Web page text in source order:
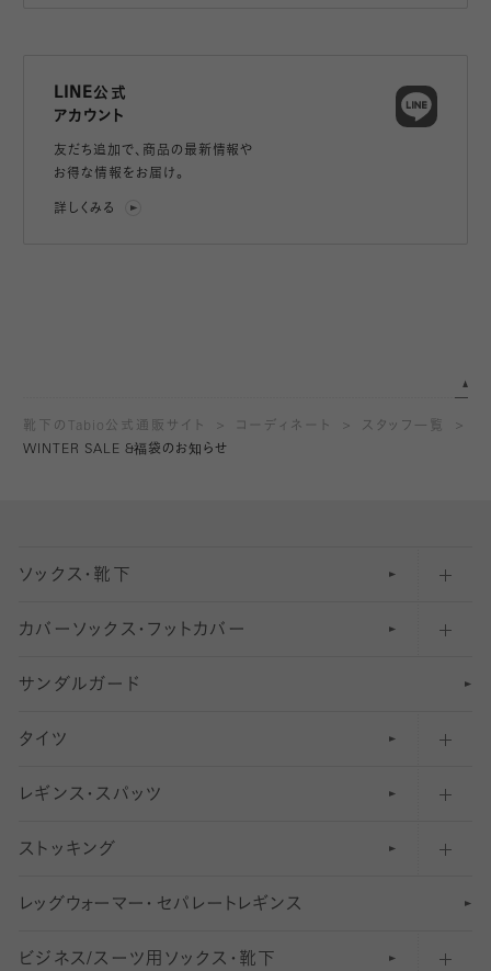
LINE公式
アカウント
友だち追加で、 商品の最新情報や
お得な情報をお届け。
詳しくみる
靴下のTabio公式通販サイト コーディネート
スタッフ一覧
WINTER SALE &福袋のお知らせ
ソックス・靴下
五本指ソックス・靴下
足袋ソックス・靴下
無地・プレーンソックス・靴下
柄ソックス・靴下
スニーカー（くるぶし）用ソックス
アンクル・ショートソックス（くるぶし上）
クルーソックス（ふくらはぎ下）
カバーソックス・フットカバー
フットカバー・カバーソックス（深め）
フットカバー・カバーソックス（ふつう）
フットカバー・カバーソックス（浅め）
サンダルガード
タイツ
30デニール以下のタイツ（薄手タイツ）
31〜40デニールタイツ
41〜60デニールタイツ
61〜80デニールタイツ
レギンス・スパッツ
柄レギンス
無地レギンス
レギンスパンツ（レギパン）
ストッキング
伝線しにくいストッキング
ショートストッキング
レッ グ ウォー マー ・ セパレー ト レ ギンス
ビジネス/スーツ用 ソックス・靴下